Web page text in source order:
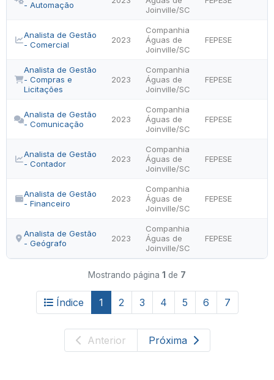
- Automação
Joinville/SC
Analista de Gestão
- Comercial
2023
Companhia
Águas de
Joinville/SC
FEPESE
Analista de Gestão
- Compras e
Licitações
2023
Companhia
Águas de
Joinville/SC
FEPESE
Analista de Gestão
- Comunicação
2023
Companhia
Águas de
Joinville/SC
FEPESE
Analista de Gestão
- Contador
2023
Companhia
Águas de
Joinville/SC
FEPESE
Analista de Gestão
- Financeiro
2023
Companhia
Águas de
Joinville/SC
FEPESE
Analista de Gestão
- Geógrafo
2023
Companhia
Águas de
Joinville/SC
FEPESE
Mostrando página 1 de 7
Índice 1 2 3 4 5 6 7
Anterior Próxima